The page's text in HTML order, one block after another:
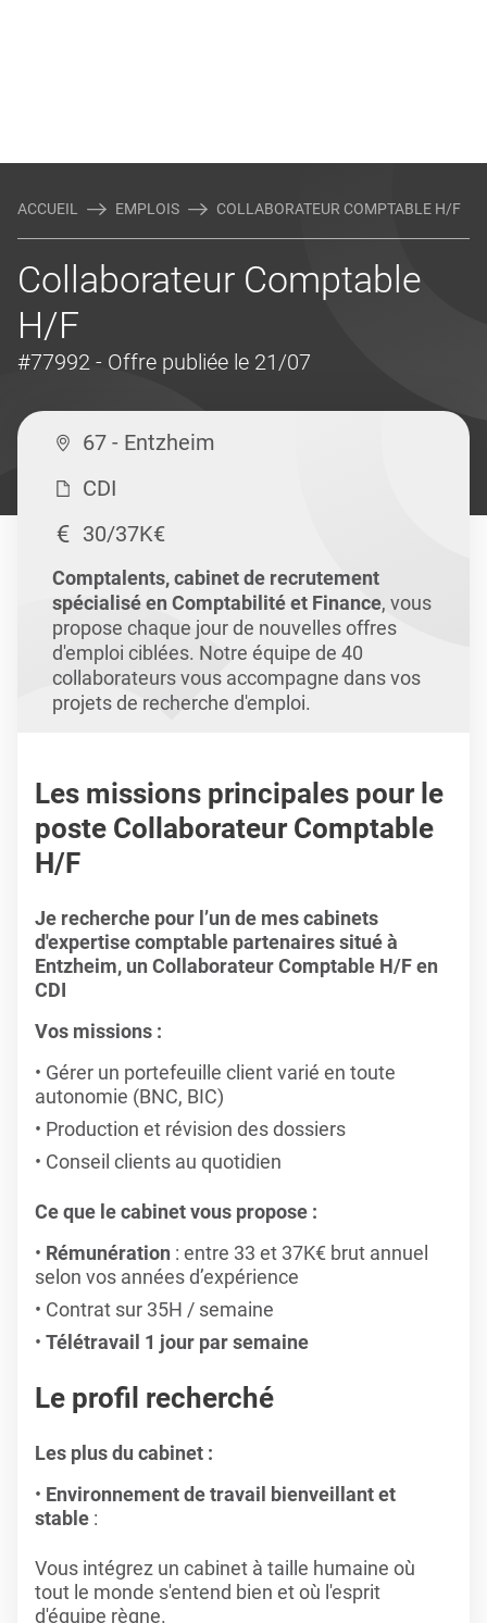
ACCUEIL EMPLOIS COLLABORATEUR COMPTABLE H/F
Collaborateur Comptable
H/F
#77992 - Offre publiée le 21/07
67 - Entzheim
CDI
30/37K€
Comptalents, cabinet de recrutement
spécialisé en Comptabilité et Finance, vous
propose chaque jour de nouvelles offres
d'emploi ciblées. Notre équipe de 40
collaborateurs vous accompagne dans vos
projets de recherche d'emploi.
Les missions principales pour le
poste Collaborateur Comptable
H/F
Je recherche pour l’un de mes cabinets
d'expertise comptable partenaires situé à
Entzheim, un Collaborateur Comptable H/F en
CDI
Vos missions :
Gérer un portefeuille client varié en toute
autonomie (BNC, BIC)
Production et révision des dossiers
Conseil clients au quotidien
Ce que le cabinet vous propose :
Rémunération : entre 33 et 37K€ brut annuel
selon vos années d’expérience
Contrat sur 35H / semaine
Télétravail 1 jour par semaine
Le profil recherché
Les plus du cabinet :
Environnement de travail bienveillant et
stable :
Vous intégrez un cabinet à taille humaine où
tout le monde s'entend bien et où l'esprit
d'équipe règne.